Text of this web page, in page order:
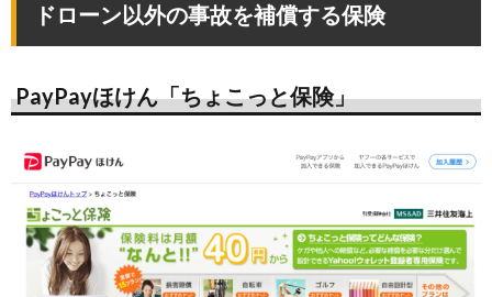
ドローン以外の事故を補償する保険
PayPayほけん「ちょこっと保険」